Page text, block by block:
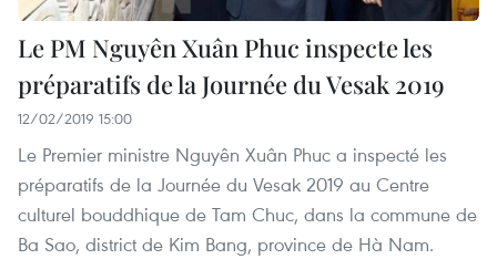
Le PM Nguyên Xuân Phuc inspecte les
préparatifs de la Journée du Vesak 2019
12/02/2019 15:00
Le Premier ministre Nguyên Xuân Phuc a inspecté les
préparatifs de la Journée du Vesak 2019 au Centre
culturel bouddhique de Tam Chuc, dans la commune de
Ba Sao, district de Kim Bang, province de Hà Nam.